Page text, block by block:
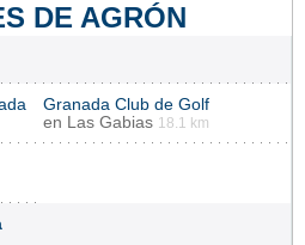
DE AGRÓN
Granada Club de Golf
en Las Gabias 18.1 km